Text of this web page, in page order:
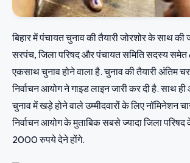
बिहार में पंचायत चुनाव की तैयारी जोरशोर के साथ की
सरपंच, जिला परिषद और पंचायत समिति सदस्य समेत
एकसाथ चुनाव होने वाला है. चुनाव की तैयारी अंतिम
निर्वाचन आयोग ने गाइड लाइन जारी कर दी है. साथ
चुनाव में खड़े होने वाले उम्मीदवारों के लिए नॉमिनेशन
निर्वाचन आयोग के मुताबिक सबसे ज्यादा जिला परिषद
2000 रुपये देने होंगे.